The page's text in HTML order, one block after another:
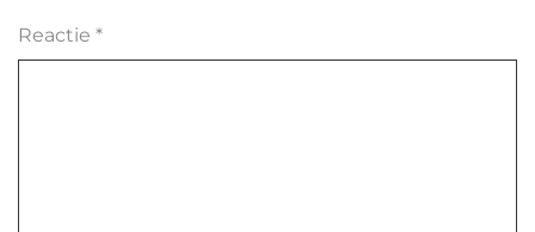
Reactie *